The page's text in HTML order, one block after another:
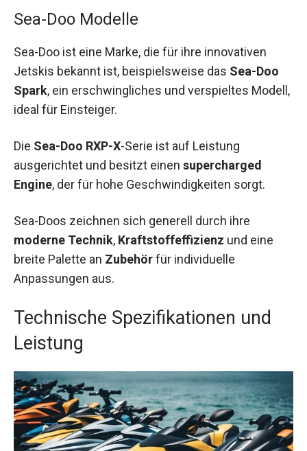
Sea-Doo Modelle
Sea-Doo ist eine Marke, die für ihre innovativen
Jetskis bekannt ist, beispielsweise das Sea-Doo
Spark, ein erschwingliches und verspieltes Modell,
ideal für Einsteiger.
Die Sea-Doo RXP-X-Serie ist auf Leistung
ausgerichtet und besitzt einen supercharged
Engine, der für hohe Geschwindigkeiten sorgt.
Sea-Doos zeichnen sich generell durch ihre
moderne Technik, Kraftstoffeffizienz und eine
breite Palette an Zubehörfür individuelle
Anpassungen aus.
Technische Spezifikationen und
Leistung